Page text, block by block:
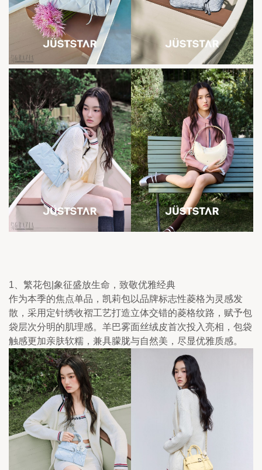
1、繁花包|象征盛放生命，致敬优雅经典
作为本季的焦点单品，凯莉包以品牌标志性菱格为灵感发
散，采用定针绣收褶工艺打造立体交错的菱格纹路，赋予包
袋层次分明的肌理感。羊巴雾面丝绒皮首次投入亮相，包袋
触感更加亲肤软糯，兼具朦胧与自然美，尽显优雅质感。